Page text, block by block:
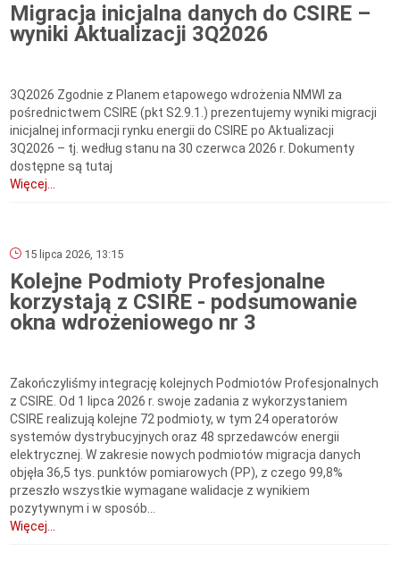
Migracja inicjalna danych do CSIRE –
wyniki Aktualizacji 3Q2026
3Q2026 Zgodnie z Planem etapowego wdrożenia NMWI za
pośrednictwem CSIRE (pkt S2.9.1.) prezentujemy wyniki migracji
inicjalnej informacji rynku energii do CSIRE po Aktualizacji
3Q2026 – tj. według stanu na 30 czerwca 2026 r. Dokumenty
dostępne są tutaj
Więcej...
15 lipca 2026, 13:15
Kolejne Podmioty Profesjonalne
korzystają z CSIRE - podsumowanie
okna wdrożeniowego nr 3
Zakończyliśmy integrację kolejnych Podmiotów Profesjonalnych
z CSIRE. Od 1 lipca 2026 r. swoje zadania z wykorzystaniem
CSIRE realizują kolejne 72 podmioty, w tym 24 operatorów
systemów dystrybucyjnych oraz 48 sprzedawców energii
elektrycznej. W zakresie nowych podmiotów migracja danych
objęła 36,5 tys. punktów pomiarowych (PP), z czego 99,8%
przeszło wszystkie wymagane walidacje z wynikiem
pozytywnym i w sposób...
Więcej...